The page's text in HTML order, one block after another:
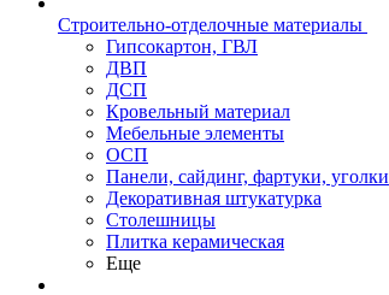
Строительно-отделочные материалы
Гипсокартон, ГВЛ
ДВП
ДСП
Кровельный материал
Мебельные элементы
ОСП
Панели, сайдинг, фартуки, уголки
Декоративная штукатурка
Столешницы
Плитка керамическая
Еще